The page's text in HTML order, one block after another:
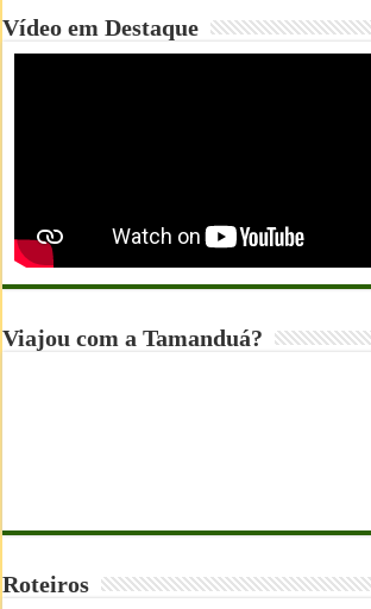
Vídeo em Destaque
Viajou com a Tamanduá?
Roteiros